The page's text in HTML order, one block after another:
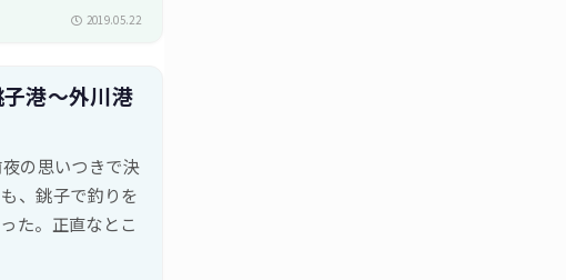
2019.05.22
港〜外川港
の思いつきで決
、銚子で釣りを
た。正直なとこ